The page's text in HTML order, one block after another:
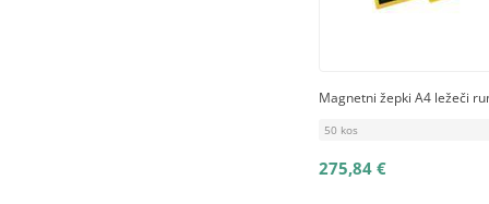
Magnetni žepki A4 ležeči
50 kos
275,84 €